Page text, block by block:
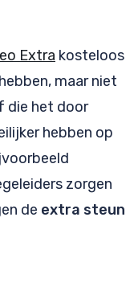
Extra kosteloos
maar niet
die het door
hebben op
zorgen
de extra steun